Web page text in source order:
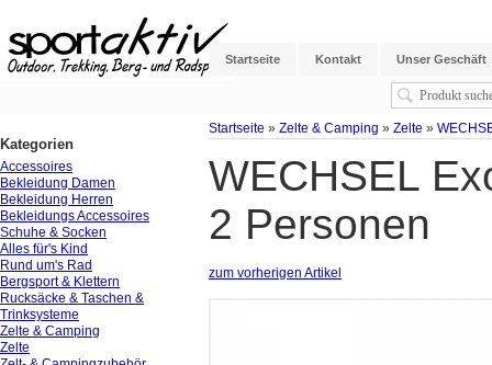
Startseite Kontakt Unser Geschäft
Startseite » Zelte & Camping » Zelte »
WECHSEL
2 Personen
zum vorherigen Artikel
Kategorien
Accessoires
Bekleidung Damen
Bekleidung Herren
Bekleidungs Accessoires
Schuhe & Socken
Alles für's Kind
Rund um's Rad
Bergsport & Klettern
Rucksäcke & Taschen &
Trinksysteme
Zelte & Camping
Zelte